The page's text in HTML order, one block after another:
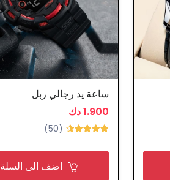
ساعة يد رجالي ربل
1.900 دك
(50)
اضف الى السلة